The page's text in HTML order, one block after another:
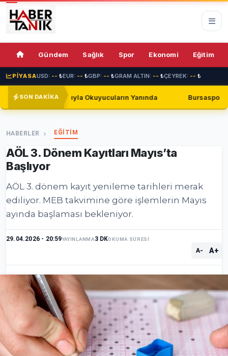
Gündem Sağlık Spor Ekonomi Eğitim
PİYASAUSD: -- ₺EUR: -- ₺GBP: -- ₺GRAM ALTIN: -- ₺ÇEYREK: -- ₺
SON DAKİKAYanında Bursaspor, Shakhtar Donetsk ile
74%
HABERLER EĞİTİM
AÖL 3. Dönem Kayıtları Mayıs’ta
Başlıyor
AÖL 3. dönem kayıt yenileme tarihleri merak
ediliyor. MEB takvimine göre işlemlerin Mayıs
ayında başlaması bekleniyor.
29.04.2026 - 20:59YAYINLANMA3 DKOKUMA SÜRESİ
A- A+